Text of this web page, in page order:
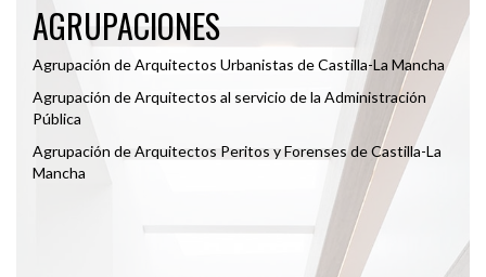
AGRUPACIONES
Agrupación de Arquitectos Urbanistas de Castilla-La Mancha
Agrupación de Arquitectos al servicio de la Administración
Pública
Agrupación de Arquitectos Peritos y Forenses de Castilla-La
Mancha